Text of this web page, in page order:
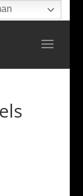
farell.com